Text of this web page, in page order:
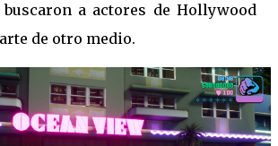
a actores de Hollywood
de otro medio.